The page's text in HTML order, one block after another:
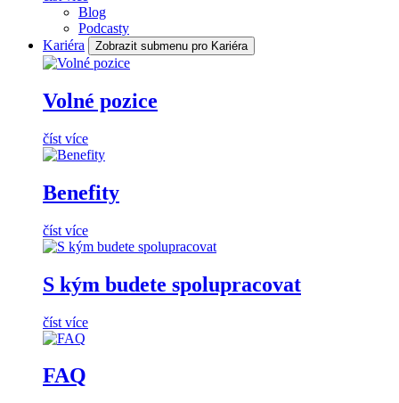
Blog
Podcasty
Kariéra
Zobrazit submenu pro Kariéra
Volné pozice
číst více
Benefity
číst více
S kým budete spolupracovat
číst více
FAQ